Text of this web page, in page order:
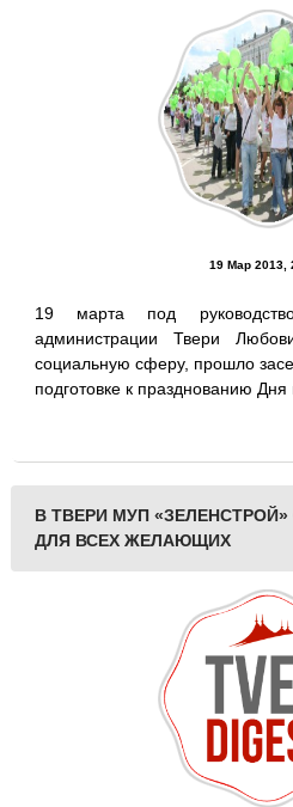
19 Мар 2013,
19 марта под
администрации Твери
социальную сферу, прошло
подготовке к празднованию Дня
В ТВЕРИ МУП
ДЛЯ ВСЕХ ЖЕЛАЮЩИХ